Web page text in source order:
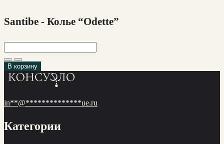
Santibe - Колье “Odette”
В корзину
in**@**************ue.ru
Категории